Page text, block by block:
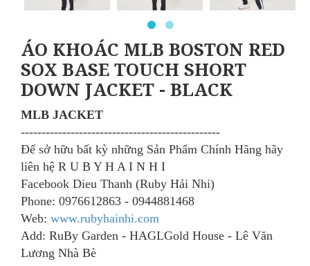
ÁO KHOÁC MLB BOSTON RED
SOX BASE TOUCH SHORT
DOWN JACKET - BLACK
MLB JACKET
​------------------------------------------------
Để sở hữu bất kỳ những Sản Phẩm Chính Hãng hãy
liên hệ R U B Y H A I N H I
Facebook Dieu Thanh (Ruby Hải Nhi)
Phone: 0976612863 - 0944881468
Web: www.rubyhainhi.com
Add: RuBy Garden - HAGLGold House - Lê Văn
Lương Nhà Bè